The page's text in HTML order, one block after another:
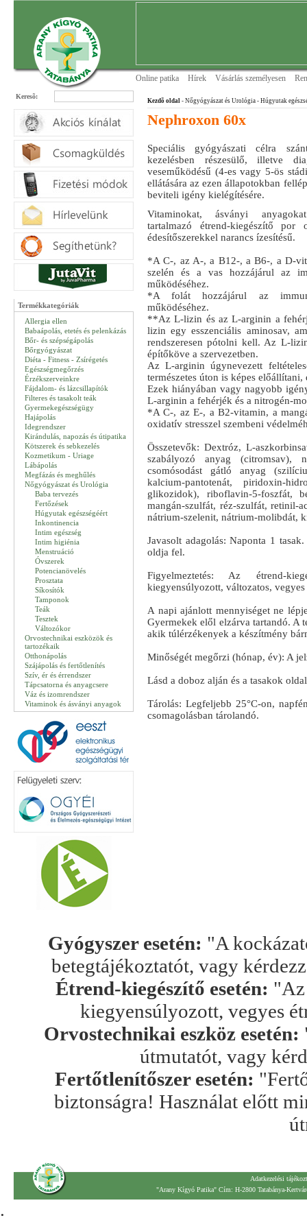
Online patika Hírek Vásárlás személyesen
Keresõ:
Termékkategóriák
Allergia ellen
Babaápolás, etetés és pelenkázás
Bőr- és szépségápolás
Bőrgyógyászat
Diéta - Fitness - Zsírégetés
Egészségmegőrzés
Érzékszerveinkre
Fájdalom- és lázcsillapítók
Filteres és tasakolt teák
Gyermekegészségügy
Hajápolás
Idegrendszer
Kirándulás, napozás és útipatika
Kötszerek és sebkezelés
Kozmetikum - Uriage
Lábápolás
Megfázás és meghűlés
Nőgyógyászat és Urológia
Baba tervezés
Fertőzések
Húgyutak egészségéért
Inkontinencia
Intim egészség
Intim higiénia
Menstruáció
Óvszerek
Potencianövelés
Prosztata
Síkosítók
Tamponok
Teák
Tesztek
Változókor
Orvostechnikai eszközök és
tartozékaik
Otthonápolás
Szájápolás és fertőtlenítés
Szív, ér és érrendszer
Tápcsatorna és anyagcsere
Váz és izomrendszer
Vitaminok és ásványi anyagok
Kezdõ oldal - Nőgyógyászat és Urológia - Húgyutak
Nephroxon 60x
Speciális gyógyászati célra
kezelésben részesülő, illetve
veseműködésű (4-es vagy 5-ös
ellátására az ezen állapotokban
beviteli igény kielégítésére.
Vitaminokat, ásványi
tartalmazó étrend-kiegészítő por
édesítőszerekkel narancs ízesítésű.
*A C-, az A-, a B12-, a B6-, a D-
szelén és a vas hozzájárul az
működéséhez.
*A folát hozzájárul az
működéséhez.
**Az L-lizin és az L-arginin a
lizin egy esszenciális aminosav,
rendszeresen pótolni kell. Az L-
építőköve a szervezetben.
Az L-arginin úgynevezett
természetes úton is képes
Ezek hiányában vagy nagyobb
L-arginin a fehérjék és a nitrogén-
*A C-, az E-, a B2-vitamin, a
oxidatív stresszel szembeni
Összetevők: Dextróz, L-
szabályozó anyag (citromsav),
csomósodást gátló anyag
kalcium-pantotenát, piridoxin-
glikozidok), riboflavin-5-foszfát,
mangán-szulfát, réz-szulfát,
nátrium-szelenit, nátrium-molibdát,
Javasolt adagolás: Naponta 1
oldja fel.
Figyelmeztetés: Az étrend-
kiegyensúlyozott, változatos, vegyes
A napi ajánlott mennyiséget ne
Gyermekek elől elzárva tartandó. A
akik túlérzékenyek a készítmény
Minőségét megőrzi (hónap, év): A
Lásd a doboz alján és a tasakok
Tárolás: Legfeljebb 25°C-on,
csomagolásban tárolandó.
Gyógyszer esetén: "A
betegtájékoztatót, vagy
Étrend-kiegészítő esetén: "Az
kiegyensúlyozott, vegyes
Orvostechnikai eszköz esetén:
útmutatót, vagy
Fertőtlenítőszer esetén:
biztonságra! Használat előtt
Adatkezelési
"Arany Kígyó Patika" Cím: H-2800 Tatabánya-
.